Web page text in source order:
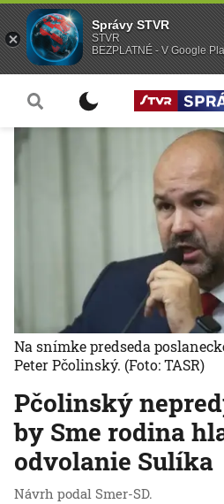
Pčolinský
by Sme rodina
odvolanie Sulíka
Návrh podal Smer-SD.
Na snímke predseda
Peter Pčolinský. (Foto: TASR)
Správy STVR
STVR
BEZPLATNÉ - V Google